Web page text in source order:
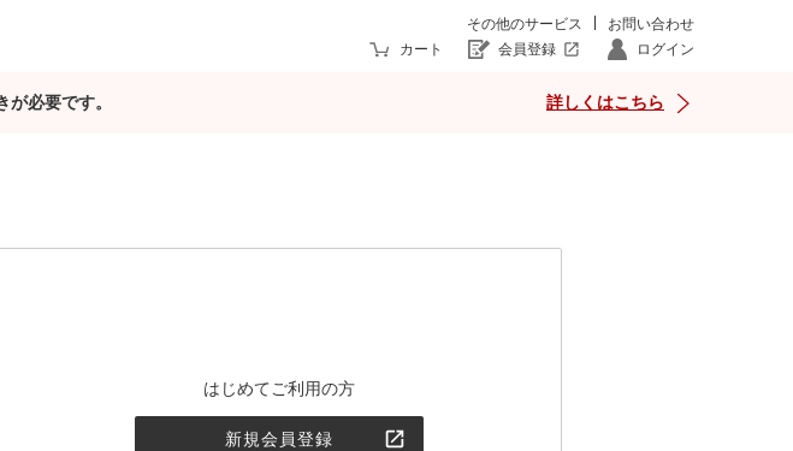
その他のサービス
お問い合わせ
カート
会員登録 ログイン
必要です。 詳しくはこちら
はじめてご利用の方
新規会員登録